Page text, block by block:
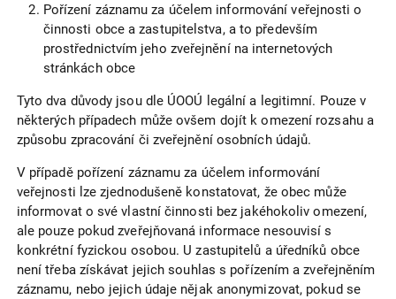
Pořízení záznamu za účelem informování veřejnosti o
činnosti obce a zastupitelstva, a to především
prostřednictvím jeho zveřejnění na internetových
stránkách obce
Tyto dva důvody jsou dle ÚOOÚ legální a legitimní. Pouze v
některých případech může ovšem dojít k omezení rozsahu a
způsobu zpracování či zveřejnění osobních údajů.
V případě pořízení záznamu za účelem informování
veřejnosti lze zjednodušeně konstatovat, že obec může
informovat o své vlastní činnosti bez jakéhokoliv omezení,
ale pouze pokud zveřejňovaná informace nesouvisí s
konkrétní fyzickou osobou. U zastupitelů a úředníků obce
není třeba získávat jejich souhlas s pořízením a zveřejněním
záznamu, nebo jejich údaje nějak anonymizovat, pokud se